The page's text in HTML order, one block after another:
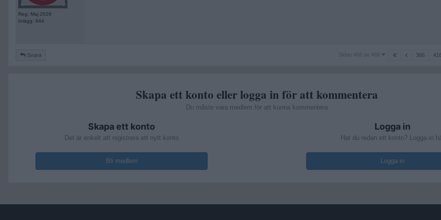
Reg: Maj 2026
Inlägg: 944
Svara
Sidan
Sidan 466 av 466 366
Skapa ett konto eller logga in för att kommentera
Du måste vara medlem för att kunna kommentera
Skapa ett konto
Det är enkelt att registrera ett nytt konto
Bli medlem
Logga in
Har du redan ett konto? Logga in
Logga in